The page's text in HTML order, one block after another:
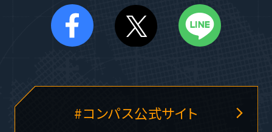
#コンパス公式サイト